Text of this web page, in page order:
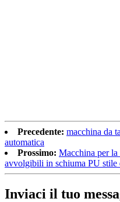
Precedente: macchina da
automatica
Prossimo: Macchina per
avvolgibili in schiuma PU stile
Inviaci il tuo